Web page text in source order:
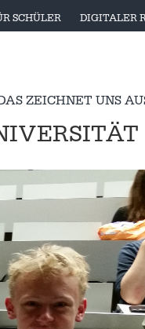
SCHÜLER DIGITALER
ZEICHNET UNS